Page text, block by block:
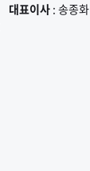
대표이사 : 송종화